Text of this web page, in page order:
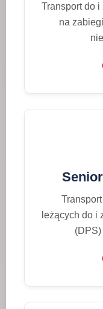
Transport do
na
leżących do i